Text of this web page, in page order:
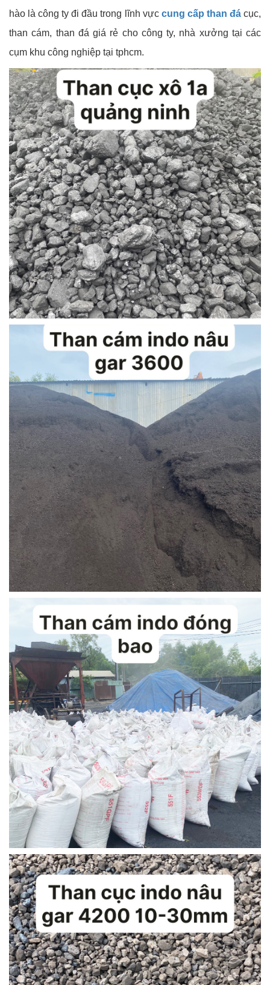
hào là công ty đi đầu trong lĩnh vực cung cấp than đácục,
than cám, than đá giá rẻ cho công ty, nhà xưởng tại các
cụm khu công nghiệp tại tphcm.